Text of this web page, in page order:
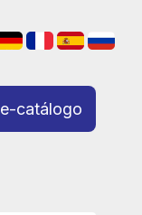
e-catálogo